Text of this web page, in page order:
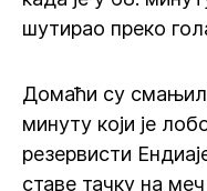
шутирао преко
Домаћи су
минуту који је
резервисти
ставе тачку на